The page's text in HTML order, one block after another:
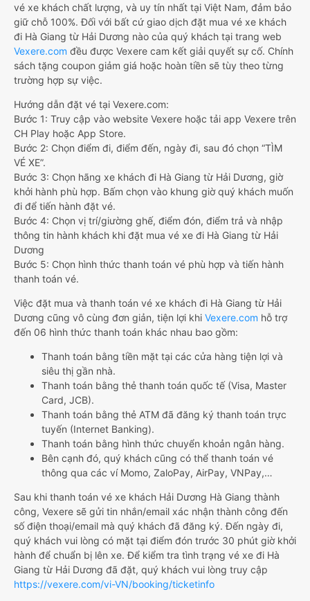
vé xe khách chất lượng, và uy tín nhất tại Việt Nam, đảm bảo
giữ chỗ 100%. Đối với bất cứ giao dịch đặt mua vé xe khách
đi Hà Giang từ Hải Dương nào của quý khách tại trang web
Vexere.com đều được Vexere cam kết giải quyết sự cố. Chính
sách tặng coupon giảm giá hoặc hoàn tiền sẽ tùy theo từng
trường hợp sự việc.
Hướng dẫn đặt vé tại Vexere.com:
Bước 1: Truy cập vào website Vexere hoặc tải app Vexere trên
CH Play hoặc App Store.
Bước 2: Chọn điểm đi, điểm đến, ngày đi, sau đó chọn “TÌM
VÉ XE”.
Bước 3: Chọn hãng xe khách đi Hà Giang từ Hải Dương, giờ
khởi hành phù hợp. Bấm chọn vào khung giờ quý khách muốn
đi để tiến hành đặt vé.
Bước 4: Chọn vị trí/giường ghế, điểm đón, điểm trả và nhập
thông tin hành khách khi đặt mua vé xe đi Hà Giang từ Hải
Dương
Bước 5: Chọn hình thức thanh toán vé phù hợp và tiến hành
thanh toán vé.
Việc đặt mua và thanh toán vé xe khách đi Hà Giang từ Hải
Dương cũng vô cùng đơn giản, tiện lợi khi Vexere.com hỗ trợ
đến 06 hình thức thanh toán khác nhau bao gồm:
Thanh toán bằng tiền mặt tại các cửa hàng tiện lợi và
siêu thị gần nhà.
Thanh toán bằng thẻ thanh toán quốc tế (Visa, Master
Card, JCB).
Thanh toán bằng thẻ ATM đã đăng ký thanh toán trực
tuyến (Internet Banking).
Thanh toán bằng hình thức chuyển khoản ngân hàng.
Bên cạnh đó, quý khách cũng có thể thanh toán vé
thông qua các ví Momo, ZaloPay, AirPay, VNPay,…
Sau khi thanh toán vé xe khách Hải Dương Hà Giang thành
công, Vexere sẽ gửi tin nhắn/email xác nhận thành công đến
số điện thoại/email mà quý khách đã đăng ký. Đến ngày đi,
quý khách vui lòng có mặt tại điểm đón trước 30 phút giờ khởi
hành để chuẩn bị lên xe. Để kiểm tra tình trạng vé xe đi Hà
Giang từ Hải Dương đã đặt, quý khách vui lòng truy cập
https://vexere.com/vi-VN/booking/ticketinfo